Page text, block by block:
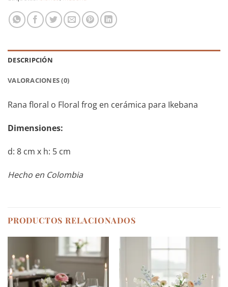
DESCRIPCIÓN
VALORACIONES (0)
Rana floral o Floral frog en cerámica para Ikebana
Dimensiones:
d: 8 cm x h: 5 cm
Hecho en Colombia
PRODUCTOS RELACIONADOS